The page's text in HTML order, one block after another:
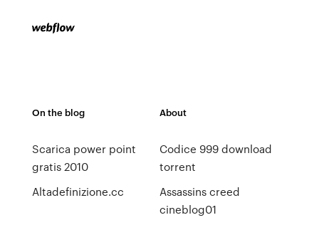
On the blog
Scarica power point
gratis 2010
Altadefinizione.cc
About
Codice 999 download
torrent
Assassins creed
cineblog01